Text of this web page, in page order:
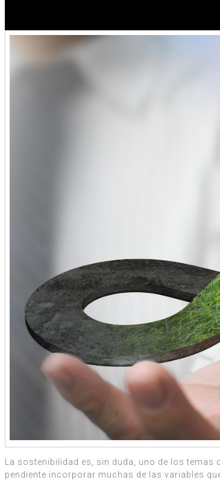
La sostenibilidad es, sin duda, uno de los
pendiente incorporar muchas de las variables